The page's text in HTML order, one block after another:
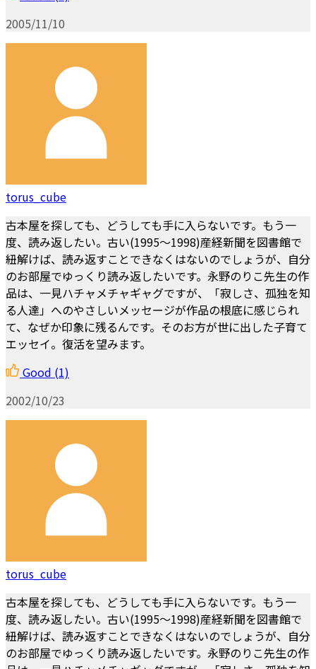
2005/11/10
torus_cube
古本屋を探しても、どうしても手に入らないです。もう一
度、読み返したい。古い(1995～1998)産経新聞を図書館で
紐解けば、読み返すことできなくはないのでしょうが、自分
のお部屋でゆっくり読み返したいです。永野のりこ先生の作
品は、一見ハチャメチャギャグですが、「寂しさ、孤独を知
る人達」へのやさしいメッセージが作品の根底に感じられ
て、なぜか印象に残るんです。そのお方が世に出した子育て
エッセイ。復活を望みます。
Good (1)
2002/10/23
torus_cube
古本屋を探しても、どうしても手に入らないです。もう一
度、読み返したい。古い(1995～1998)産経新聞を図書館で
紐解けば、読み返すことできなくはないのでしょうが、自分
のお部屋でゆっくり読み返したいです。永野のりこ先生の作